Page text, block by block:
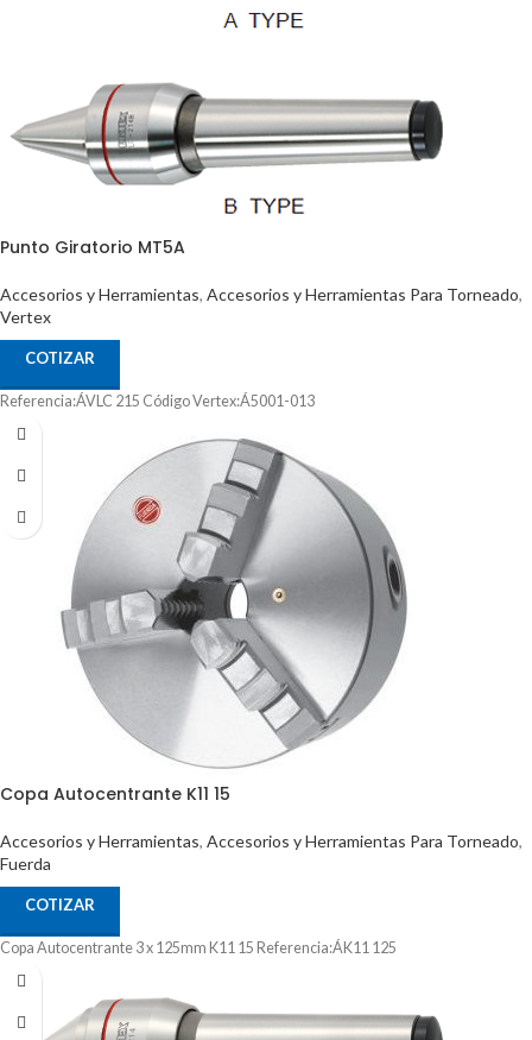
Punto Giratorio MT5A
Accesorios y Herramientas, Accesorios y Herramientas Para Torneado,
Vertex
COTIZAR
Referencia:ÁVLC 215 Código Vertex:Á5001-013
Copa Autocentrante K11 15
Accesorios y Herramientas, Accesorios y Herramientas Para Torneado,
Fuerda
COTIZAR
Copa Autocentrante 3 x 125mm K11 15 Referencia:ÁK11 125